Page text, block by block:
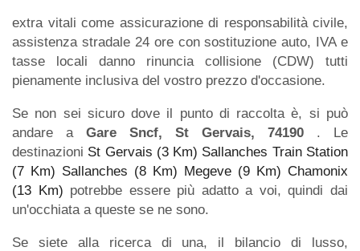
extra vitali come assicurazione di responsabilità civile,
assistenza stradale 24 ore con sostituzione auto, IVA e
tasse locali danno rinuncia collisione (CDW) tutti
pienamente inclusiva del vostro prezzo d'occasione.
Se non sei sicuro dove il punto di raccolta è, si può
andare a Gare Sncf, St Gervais, 74190 . Le
destinazioni St Gervais (3 Km) Sallanches Train Station
(7 Km) Sallanches (8 Km) Megeve (9 Km) Chamonix
(13 Km) potrebbe essere più adatto a voi, quindi dai
un'occhiata a queste se ne sono.
Se siete alla ricerca di una, il bilancio di lusso,